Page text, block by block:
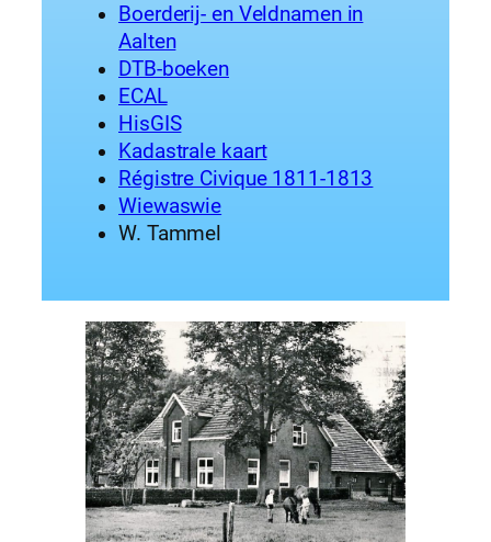
Boerderij- en Veldnamen in
Aalten
DTB-boeken
ECAL
HisGIS
Kadastrale kaart
Régistre Civique 1811-1813
Wiewaswie
W. Tammel